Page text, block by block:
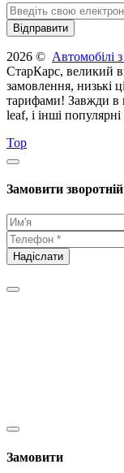
2026 © Автомобілі
СтарКарс, великий
замовлення, низькі
тарифами! Завжди в
leaf, і інші
Top
Замовити
Замовити